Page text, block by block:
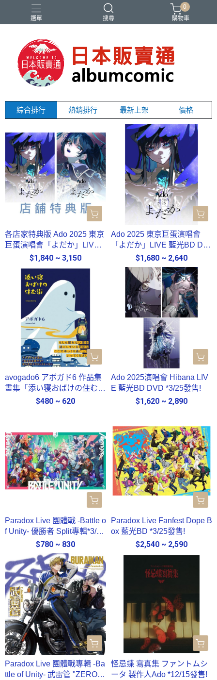
選單 搜尋
Ado IDOLiSH7 バンドリ 刀劍亂舞 妮姬
0
購物車
綜合排行 熱銷排行 最新上架 價格
各店家特典版 Ado 2025 東京
巨蛋演唱會「よだか」LIVE
藍光BD DVD *10/21發售!
$1,840 ~ 3,150
Ado 2025 東京巨蛋演唱會
「よだか」LIVE 藍光BD DV
D *10/21發售!
$1,680 ~ 2,640
avogado6 アボガド6 作品集
畫集「添い寝おばけの住む
街」*4/21發售!$480 ~ 620
Ado 2025演唱會 Hibana LIV
E 藍光BD DVD *3/25發售!
$1,620 ~ 2,890
Paradox Live 團體戰 -Battle o
f Unity- 優勝者 Split專輯*3/25
$780 ~ 830
Paradox Live Fanfest Dope B
ox 藍光BD *3/25發售!
$2,540 ~ 2,590
Paradox Live 團體戰專輯 -Ba
ttle of Unity- 武雷管 "ZERO"*
怪忌蝶 寫真集 ファントムシ
ータ 製作人Ado *12/15發售!